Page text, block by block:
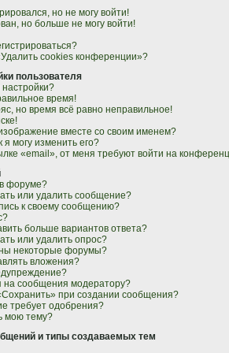
но не могу войти!
но больше не могу войти!
cookies конференции»?
пользователя
время!
но время всё равно неправильное!
вместе со своим именем?
я могу изменить его?
«email», от меня требуют войти на
форуме?
или удалить сообщение?
к своему сообщению?
больше вариантов ответа?
или удалить опрос?
некоторые форумы?
вложения?
на сообщения модератору?
при создании сообщения?
требует одобрения?
мою тему?
и типы создаваемых тем